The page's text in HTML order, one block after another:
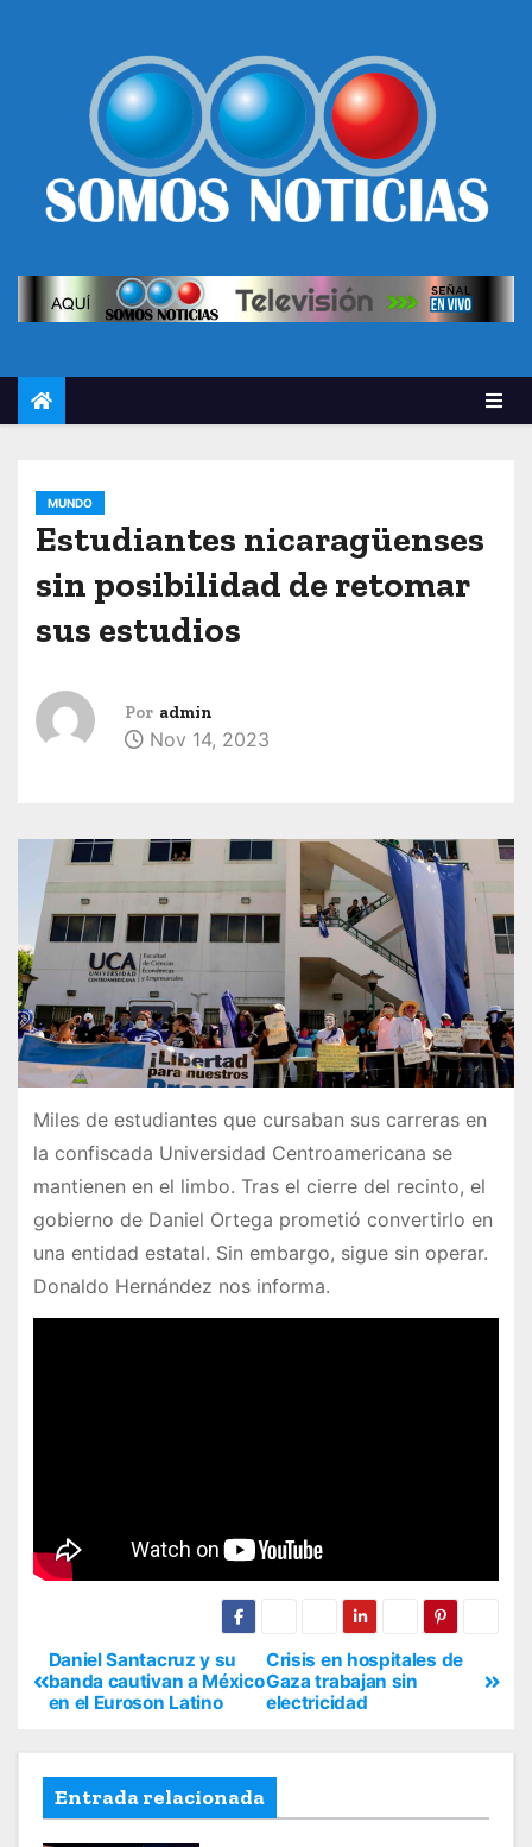
MUNDO
Estudiantes nicaragüenses
sin posibilidad de retomar
sus estudios
Por admin
Nov 14, 2023
Miles de estudiantes que cursaban sus carreras en
la confiscada Universidad Centroamericana se
mantienen en el limbo. Tras el cierre del recinto, el
gobierno de Daniel Ortega prometió convertirlo en
una entidad estatal. Sin embargo, sigue sin operar.
Donaldo Hernández nos informa.
Crisis en hospitales de
Gaza trabajan sin
electricidad
Daniel Santacruz y su
banda cautivan a México
en el Euroson Latino
Entrada relacionada